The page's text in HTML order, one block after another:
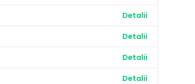
Detalii
Detalii
Detalii
Detalii